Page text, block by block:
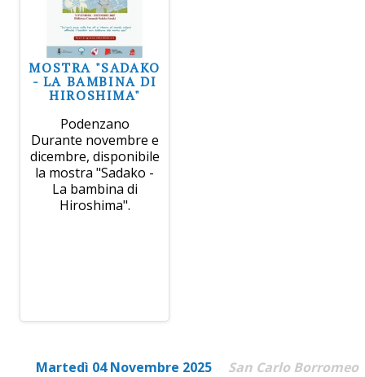
MOSTRA "SADAKO
- LA BAMBINA DI
HIROSHIMA"
Podenzano
Durante novembre e
dicembre, disponibile
la mostra "Sadako -
La bambina di
Hiroshima".
Martedì 04 Novembre 2025 San Carlo Borromeo